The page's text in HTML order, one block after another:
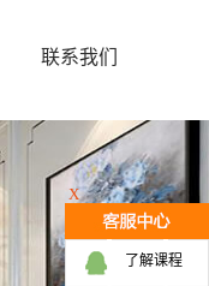
联系我们
X
了解课程